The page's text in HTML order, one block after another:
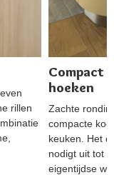
rillen
Compact
hoeken
Zachte
compacte
keuken. Het
nodigt uit tot
eigentijdse